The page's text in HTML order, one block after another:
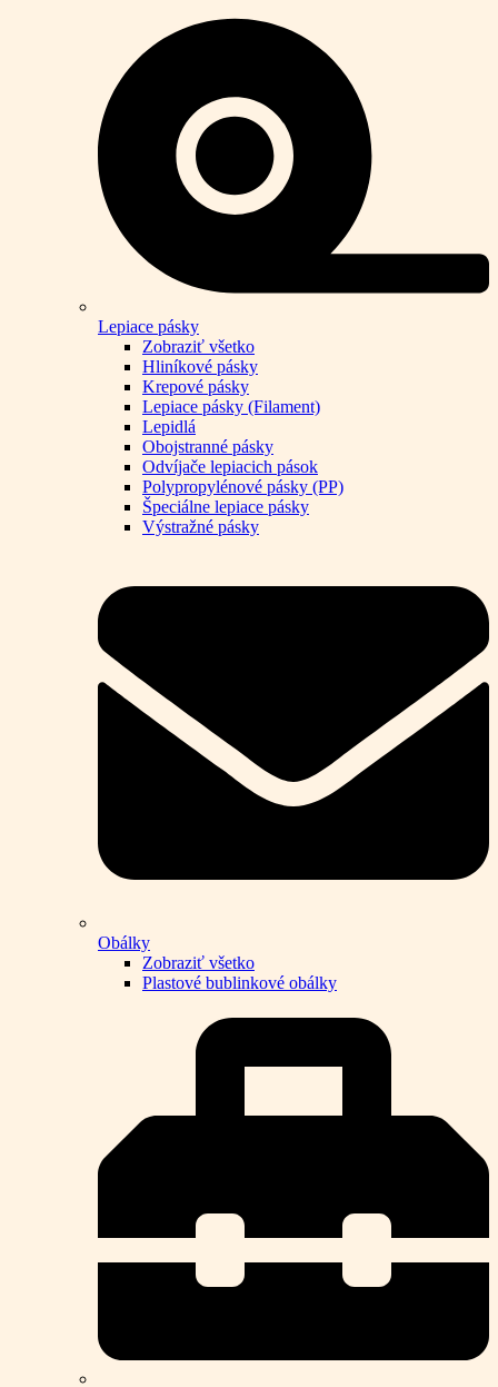
Lepiace pásky
Zobraziť všetko
Hliníkové pásky
Krepové pásky
Lepiace pásky (Filament)
Lepidlá
Obojstranné pásky
Odvíjače lepiacich pások
Polypropylénové pásky (PP)
Špeciálne lepiace pásky
Výstražné pásky
Obálky
Zobraziť všetko
Plastové bublinkové obálky